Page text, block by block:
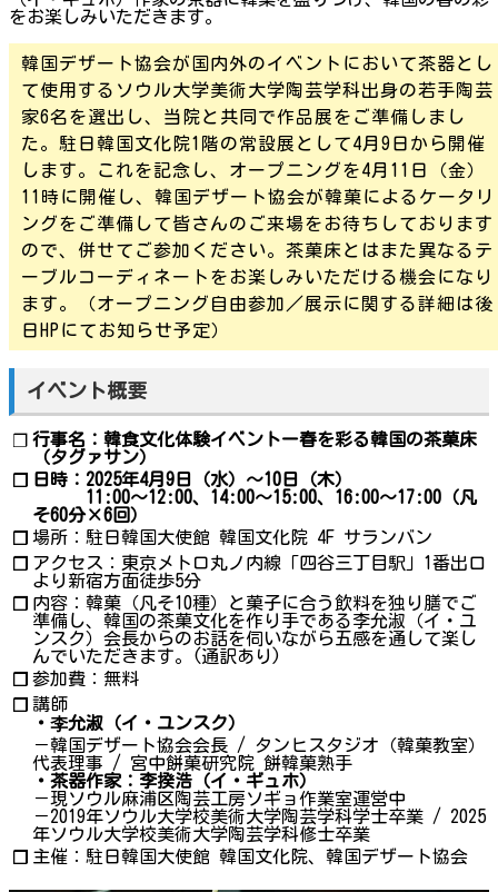
をお楽しみいただきます。
韓国デザート協会が国内外のイベントにおいて茶器とし
て使用するソウル大学美術大学陶芸学科出身の若手陶芸
家6名を選出し、当院と共同で作品展をご準備しまし
た。駐日韓国文化院1階の常設展として4月9日から開催
します。これを記念し、オープニングを4月11日（金）
11時に開催し、韓国デザート協会が韓菓によるケータリ
ングをご準備して皆さんのご来場をお待ちしております
ので、併せてご参加ください。茶菓床とはまた異なるテ
ーブルコーディネートをお楽しみいただける機会になり
ます。（オープニング自由参加／展示に関する詳細は後
日HPにてお知らせ予定）
イベント概要
❐ 行事名：韓食文化体験イベントー春を彩る韓国の茶菓床
（タグァサン）
❐
日時：2025年4月9日（水）〜10日（木）
11:00〜12:00、14:00〜15:00、16:00〜17:00（凡
そ60分×6回）
❐ 場所：駐日韓国大使館 韓国文化院 4F サランバン
❐ アクセス：東京メトロ丸ノ内線「四谷三丁目駅」1番出口
より新宿方面徒歩5分
❐ 内容：韓菓（凡そ10種）と菓子に合う飲料を独り膳でご
準備し、韓国の茶菓文化を作り手である李允淑（イ・ユ
ンスク）会長からのお話を伺いながら五感を通して楽し
んでいただきます。(通訳あり)
❐ 参加費：無料
❐ 講師
・李允淑（イ・ユンスク）
－韓国デザート協会会長 / タンヒスタジオ（韓菓教室）
代表理事 / 宮中餅菓研究院 餅韓菓熟手
・茶器作家：李揆浩（イ・ギュホ）
－現ソウル麻浦区陶芸工房ソギョ作業室運営中
－2019年ソウル大学校美術大学陶芸学科学士卒業 / 2025
年ソウル大学校美術大学陶芸学科修士卒業
❐ 主催：駐日韓国大使館 韓国文化院、韓国デザート協会